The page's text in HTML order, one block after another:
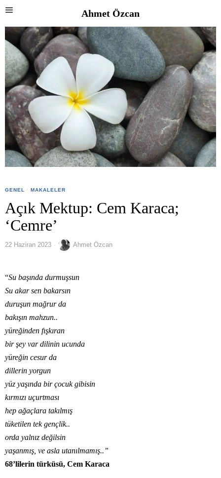
Ahmet Özcan
GENEL · MAKALELER
Açık Mektup: Cem Karaca;
‘Cemre’
22 Haziran 2023 Ahmet Özcan
“Su başında durmuşsun
Su akar sen bakarsın
duruşun mağrur da
bakışın mahzun..
yüreğinden fışkıran
bir şey var dilinin ucunda
yüreğin cesur da
dillerin yorgun
yüz yaşında bir çocuk gibisin
kırmızı uçurtması
hep ağaçlara takılmış
tüketilen tek gençlik..
orda yalnız değilsin
yaşanmış, ve asla utanılmamış..”
68’lilerin türküsü, Cem Karaca